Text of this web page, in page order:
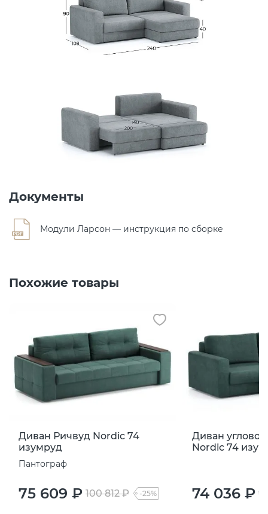
Документы
Модули Ларсон — инструкция по сборке
Похожие товары
Диван Ричвуд Nordic 74
изумруд
Пантограф
75 609 ₽ 100 812 ₽ -25%
Диван
Nordic 74
74 036 ₽